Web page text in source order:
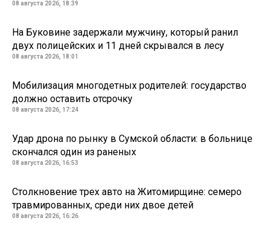
08 августа 2026, 18:39
На Буковине задержали мужчину, который ранил
двух полицейских и 11 дней скрывался в лесу
08 августа 2026, 18:01
Мобилизация многодетных родителей: государство
должно оставить отсрочку
08 августа 2026, 17:24
Удар дрона по рынку в Сумской области: в больнице
скончался один из раненых
08 августа 2026, 16:53
Столкновение трех авто на Житомирщине: семеро
травмированных, среди них двое детей
08 августа 2026, 16:26